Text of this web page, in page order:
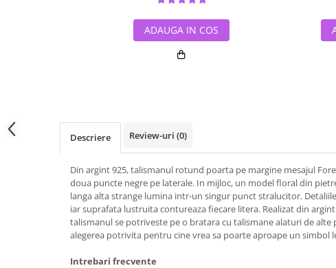
ADAUGA IN COS
Descriere Review-uri (0)
Din argint 925, talismanul rotund poarta pe margine mesajul
doua puncte negre pe laterale. In mijloc, un model floral din
langa alta strange lumina intr-un singur punct stralucitor.
iar suprafata lustruita contureaza fiecare litera. Realizat din
talismanul se potriveste pe o bratara cu talismane alaturi de alte
alegerea potrivita pentru cine vrea sa poarte aproape un simbol
Intrebari frecvente